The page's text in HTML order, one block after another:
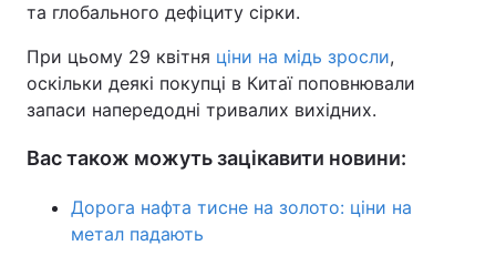
та глобального дефіциту сірки.
При цьому 29 квітня ціни на мідь зросли,
оскільки деякі покупці в Китаї поповнювали
запаси напередодні тривалих вихідних.
Вас також можуть зацікавити новини:
Дорога нафта тисне на золото: ціни на
метал падають